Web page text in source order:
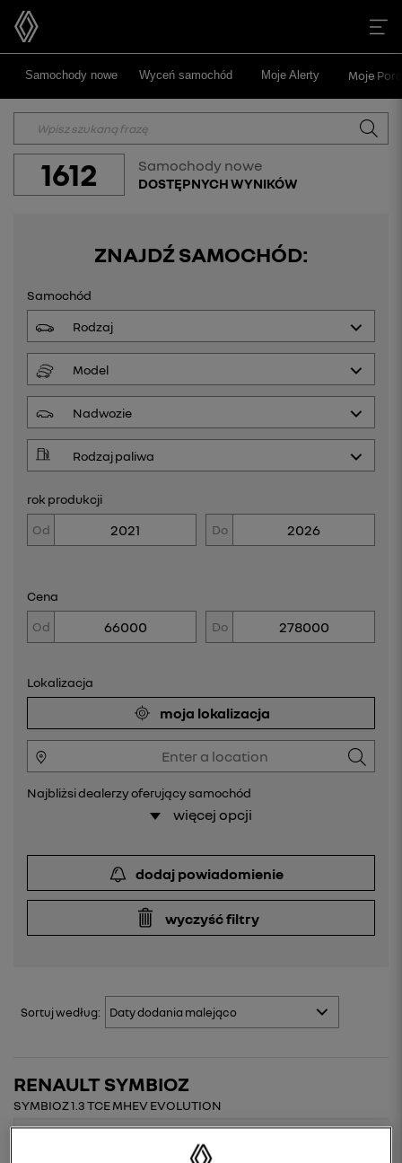
Samochody nowe Wyceń samochód
Moje Alerty
Moje
1612 Samochody nowe
DOSTĘPNYCH WYNIKÓW
ZNAJDŹ SAMOCHÓD:
Samochód
rok produkcji
Od
Do
Cena
Od
Do
Lokalizacja
moja lokalizacja
Najbliżsi dealerzy oferujący samochód
więcej opcji
dodaj powiadomienie
wyczyść filtry
Sortujwedług:
RENAULT SYMBIOZ
SYMBIOZ 1.3 TCE MHEV EVOLUTION